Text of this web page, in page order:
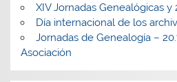
XIV Jornadas Genealógicas y
Día internacional de los
Jornadas de Genealogía –
Asociación